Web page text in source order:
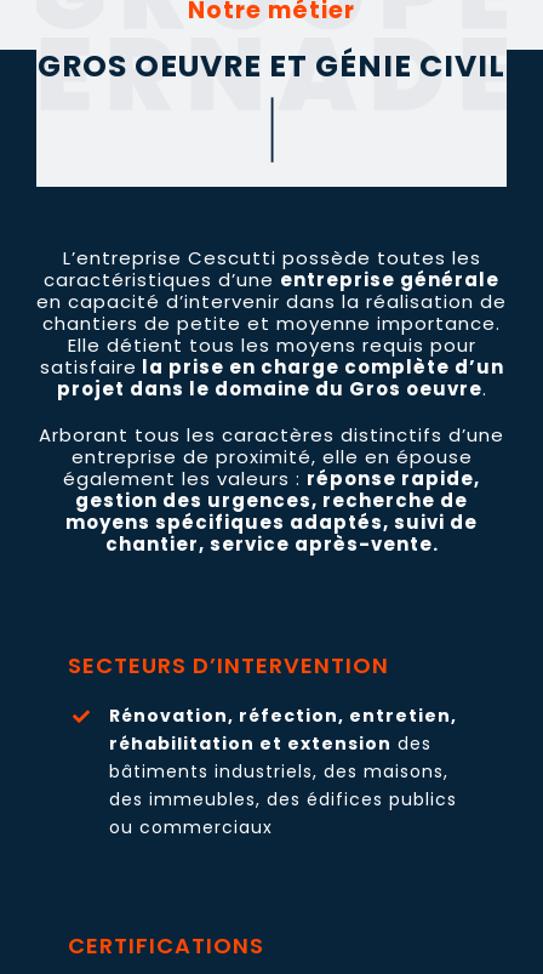
Notre métier
GROS OEUVRE ET GÉNIE CIVIL
L’entreprise Cescutti possède toutes les
caractéristiques d’une entreprise générale
en capacité d’intervenir dans la réalisation de
chantiers de petite et moyenne importance.
Elle détient tous les moyens requis pour
satisfaire la prise en charge complète d’un
projet dans le domaine du Gros oeuvre.
Arborant tous les caractères distinctifs d’une
entreprise de proximité, elle en épouse
également les valeurs : réponse rapide,
gestion des urgences, recherche de
moyens spécifiques adaptés, suivi de
chantier, service après-vente.
SECTEURS D’INTERVENTION
Rénovation, réfection, entretien,
réhabilitation et extension des
bâtiments industriels, des maisons,
des immeubles, des édifices publics
ou commerciaux
CERTIFICATIONS